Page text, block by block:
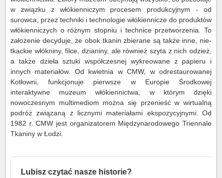
w związku z włókienniczym procesem produkcyjnym - od
surowca, przez techniki i technologie włókiennicze do produktów
włókienniczych o różnym stopniu i technice przetworzenia. To
założenie decyduje, że obok tkanin zbierane są także inne, nie-
tkackie włókniny, filce, dzianiny, ale również szyta z nich odzież,
a także dzieła sztuki współczesnej wykreowane z papieru i
innych materiałów. Od kwietnia w CMW, w odrestaurowanej
Kotłowni, funkcjonuje pierwsze w Europie Środkowej
interaktywne muzeum włókiennictwa, w którym dzięki
nowoczesnym multimediom można się przenieść w wirtualną
podróż związaną z licznymi materiałami ekspozycyjnymi. Od
1982 r. CMW jest organizatorem Międzynarodowego Triennale
Tkaniny w Łodzi.
Lubisz czytać nasze historie?